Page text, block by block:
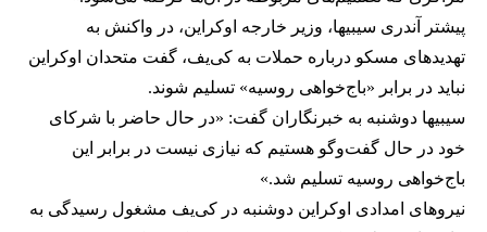
پیشتر آندری سیبیها، وزیر خارجه اوکراین، در واکنش به
تهدیدهای مسکو درباره حملات به کی‌یف، گفت متحدان اوکراین
نباید در برابر «باج‌خواهی روسیه» تسلیم شوند.
سیبیها دوشنبه به خبرنگاران گفت: «در حال حاضر با شرکای
خود در حال گفت‌وگو هستیم که نیازی نیست در برابر این
باج‌خواهی روسیه تسلیم شد.»
نیروهای امدادی اوکراین دوشنبه در کی‌یف مشغول رسیدگی به